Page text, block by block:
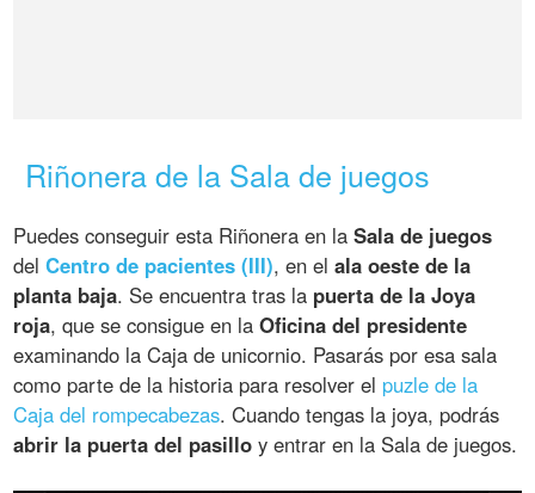
Riñonera de la Sala de juegos
Puedes conseguir esta Riñonera en laSala de juegos
delCentro de pacientes (III), en elala oeste de la
planta baja. Se encuentra tras la puerta de la Joya
roja, que se consigue en laOficina del presidente
examinando la Caja de unicornio. Pasarás por esa sala
como parte de la historia para resolver el puzle de la
Caja del rompecabezas. Cuando tengas la joya, podrás
abrir la puerta del pasillo y entrar en la Sala de juegos.